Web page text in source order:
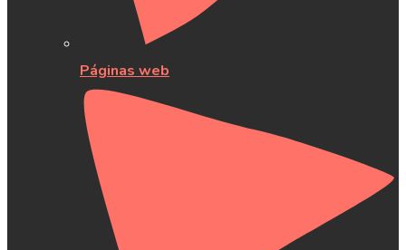
Páginas web